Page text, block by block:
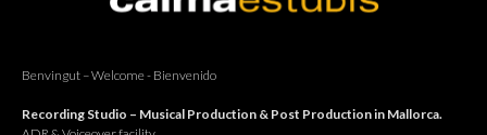
Benvingut – Welcome - Bienvenido
Recording Studio – Musical Production & Post Production in Mallorca.